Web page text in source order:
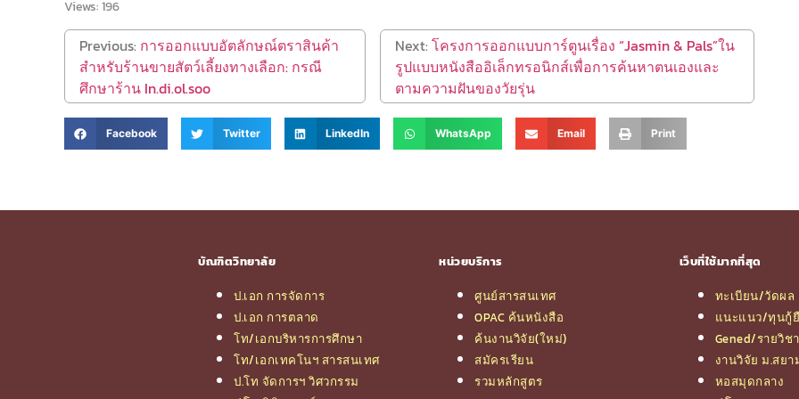
Views:196
Previous: การออกแบบอัตลักษณ์ตราสินค้า
สำหรับร้านขายสัตว์เลี้ยงทางเลือก: กรณี
ศึกษาร้าน In.di.ol.soo
Next: โครงการออกแบบการ์ตูนเรื่อง “Jasmin & Pals”ใน
รูปแบบหนังสืออิเล็กทรอนิกส์เพื่อการค้นหาตนเองและ
ตามความฝันของวัยรุ่น
Facebook Twitter LinkedIn WhatsApp Email Print
บัณฑิตวิทยาลัย
ป.เอก การจัดการ
ป.เอก การตลาด
โท/เอกบริหารการศึกษา
โท/เอกเทคโนฯ สารสนเทศ
ป.โท จัดการฯ วิศวกรรม
หน่วยบริการ
ศูนย์สารสนเทศ
OPAC ค้นหนังสือ
ค้นงานวิจัย(ใหม่)
สมัครเรียน
รวมหลักสูตร
เว็บที่ใช้มากที่สุด
ทะเบียน/วัดผล
แนะแนว/ทุนกู้
Gened/รายวิชา
งานวิจัย ม.สยา
หอสมุดกลาง